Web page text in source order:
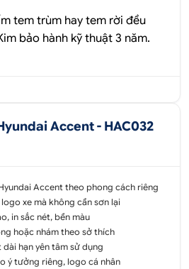
tem trùm hay tem rời đều
bảo hành kỹ thuật 3 năm.
Accent - HAC032
Accent theo phong cách riêng
xe mà không cần sơn lại
in sắc nét, bền màu
hoặc nhám theo sở thích
hạn yên tâm sử dụng
ý tưởng riêng, logo cá nhân